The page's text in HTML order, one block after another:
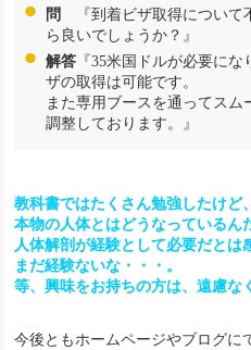
問
『到着ビザ取得につい
ら良いでしょうか？』
解答『35米国ドルが必要にな
ザの取得は可能です。
また専用ブースを通ってス
調整しております。』
教科書ではたくさん勉強したけど、
本物の人体とはどうなっているん
人体解剖が経験として必要だとは
まだ経験ないな・・・。
等、興味をお持ちの方は、遠慮な
今後ともホームページやブログに